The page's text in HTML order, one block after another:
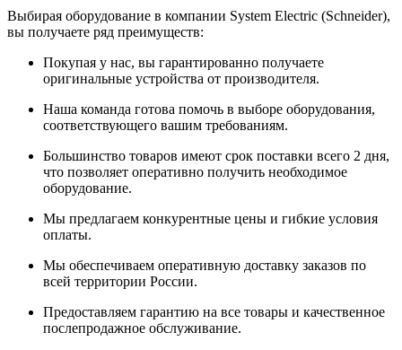
Выбирая оборудование в компании System Electric (Schneider),
вы получаете ряд преимуществ:
Покупая у нас, вы гарантированно получаете
оригинальные устройства от производителя.
Наша команда готова помочь в выборе оборудования,
соответствующего вашим требованиям.
Большинство товаров имеют срок поставки всего 2 дня,
что позволяет оперативно получить необходимое
оборудование.
Мы предлагаем конкурентные цены и гибкие условия
оплаты.
Мы обеспечиваем оперативную доставку заказов по
всей территории России.
Предоставляем гарантию на все товары и качественное
послепродажное обслуживание.